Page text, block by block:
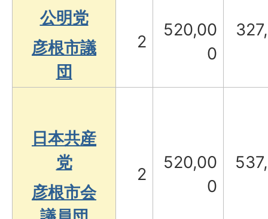
公明党
彦根市議
団
2
520,00
0
日本共産
党
彦根市会
2
520,00
0